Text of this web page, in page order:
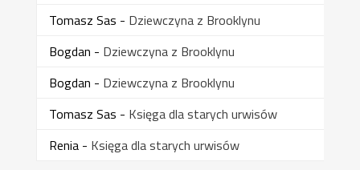
Tomasz Sas - Dziewczyna z Brooklynu
Bogdan - Dziewczyna z Brooklynu
Bogdan - Dziewczyna z Brooklynu
Tomasz Sas - Księga dla starych urwisów
Renia- Księga dla starych urwisów